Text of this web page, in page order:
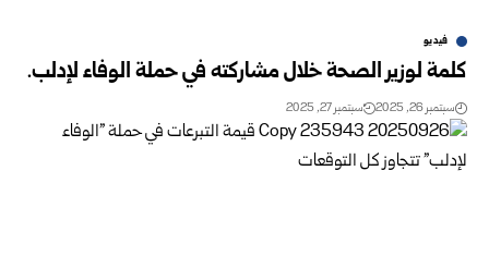
فيديو
كلمة لوزير الصحة خلال مشاركته في حملة الوفاء لإدلب.
سبتمبر 26, 2025 سبتمبر 27, 2025